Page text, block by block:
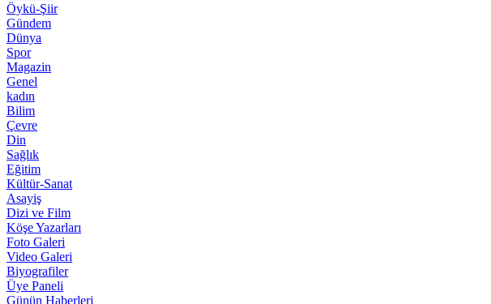
Öykü-Şiir
Gündem
Dünya
Spor
Magazin
Genel
kadın
Bilim
Çevre
Din
Sağlık
Eğitim
Kültür-Sanat
Asayiş
Dizi ve Film
Köşe Yazarları
Foto Galeri
Video Galeri
Biyografiler
Üye Paneli
Günün Haberleri